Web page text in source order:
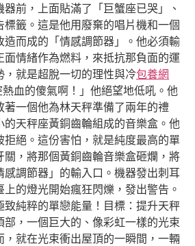
前，上面貼滿了「巨蟹座已哭」、
標籤。這是他用廢棄的唱片機和一個
造而成的「情感調節器」。他必須輸
面情緒作為燃料，來抵抗那負面的運
，就是超脫一切的理性與冷包養網
血的傻氣啊！」他絕望地低吼。他
著一個他為林天秤準備了兩年的禮
的天秤座黃銅齒輪組成的音樂盒。他
拒絕。這份害怕，就是純度最高的單
關，將那個黃銅齒輪音樂盒砸爛，將
感調節器」的輸入口。機器發出刺耳
的燈光開始瘋狂閃爍，發出警告。
致純粹的單戀能量！目標：提升天秤
部，一個巨大的、像彩虹一樣的光束
，就在光束衝出屋頂的一瞬間，一輛